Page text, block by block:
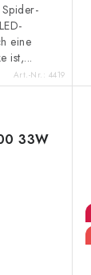
eine
ist,...
Art.-Nr.: 4419
33W